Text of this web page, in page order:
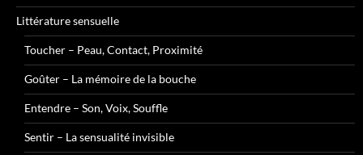
Littérature sensuelle
Toucher – Peau, Contact, Proximité
Goûter – La mémoire de la bouche
Entendre – Son, Voix, Souffle
Sentir – La sensualité invisible